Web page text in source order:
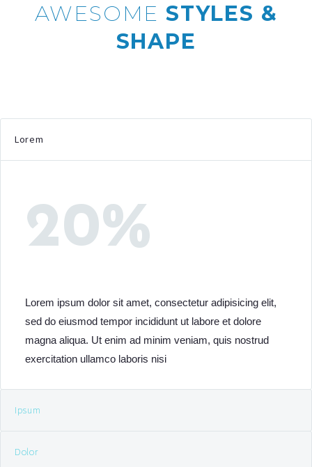
AWESOME STYLES &
SHAPE
Lorem
20%
Lorem ipsum dolor sit amet, consectetur adipisicing elit,
sed do eiusmod tempor incididunt ut labore et dolore
magna aliqua. Ut enim ad minim veniam, quis nostrud
exercitation ullamco laboris nisi
Ipsum
Dolor